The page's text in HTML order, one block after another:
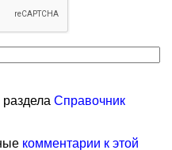
раздела Справочник
комментарии к этой